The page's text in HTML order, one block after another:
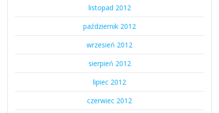
listopad 2012
październik 2012
wrzesień 2012
sierpień 2012
lipiec 2012
czerwiec 2012